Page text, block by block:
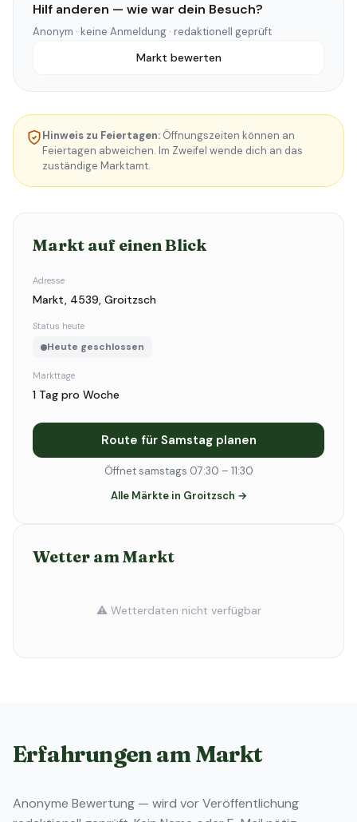
Hilf anderen — wie war dein Besuch?
Anonym · keine Anmeldung · redaktionell geprüft
Markt bewerten
Hinweis zu Feiertagen: Öffnungszeiten können an
Feiertagen abweichen. Im Zweifel wende dich an das
zuständige Marktamt.
Markt auf einen Blick
Adresse
Markt, 4539, Groitzsch
Status heute
Heute geschlossen
Markttage
1 Tag pro Woche
Route für Samstag planen
Öffnet samstags 07:30 – 11:30
Alle Märkte in Groitzsch →
Wetter am Markt
⚠️ Wetterdaten nicht verfügbar
Erfahrungen am Markt
Anonyme Bewertung — wird vor Veröffentlichung